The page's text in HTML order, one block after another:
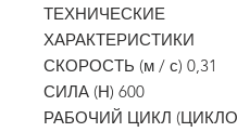
ТЕХНИЧЕСКИЕ
ХАРАКТЕРИСТИКИ
СКОРОСТЬ (м / с) 0,31
СИЛА (Н) 600
РАБОЧИЙ ЦИКЛ